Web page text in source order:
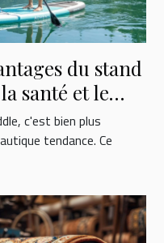
du stand
santé et le
c'est bien plus
tendance. Ce